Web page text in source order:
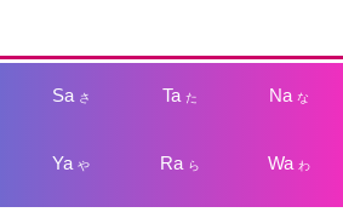
Sa さ Taた Na な
Yaや Ra ら Wa わ